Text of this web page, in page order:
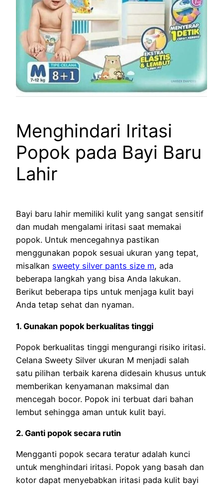
Menghindari Iritasi
Popok pada Bayi Baru
Lahir
Bayi baru lahir memiliki kulit yang sangat sensitif
dan mudah mengalami iritasi saat memakai
popok. Untuk mencegahnya pastikan
menggunakan popok sesuai ukuran yang tepat,
misalkan sweety silver pants size m, ada
beberapa langkah yang bisa Anda lakukan.
Berikut beberapa tips untuk menjaga kulit bayi
Anda tetap sehat dan nyaman.
1. Gunakan popok berkualitas tinggi
Popok berkualitas tinggi mengurangi risiko iritasi.
Celana Sweety Silver ukuran M menjadi salah
satu pilihan terbaik karena didesain khusus untuk
memberikan kenyamanan maksimal dan
mencegah bocor. Popok ini terbuat dari bahan
lembut sehingga aman untuk kulit bayi.
2. Ganti popok secara rutin
Mengganti popok secara teratur adalah kunci
untuk menghindari iritasi. Popok yang basah dan
kotor dapat menyebabkan iritasi pada kulit bayi